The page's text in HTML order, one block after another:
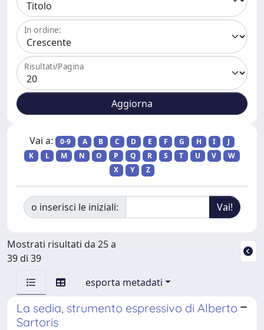
In ordine:
Risultati/Pagina
Vai a: 0-9 A B C D E F G H I
J
K
L M N O P Q R S T U V
W
X
Y Z
o inserisci le iniziali:
Mostrati risultati da 25 a
39 di 39
esporta metadati
La sedia, strumento espressivo di Alberto
Sartoris